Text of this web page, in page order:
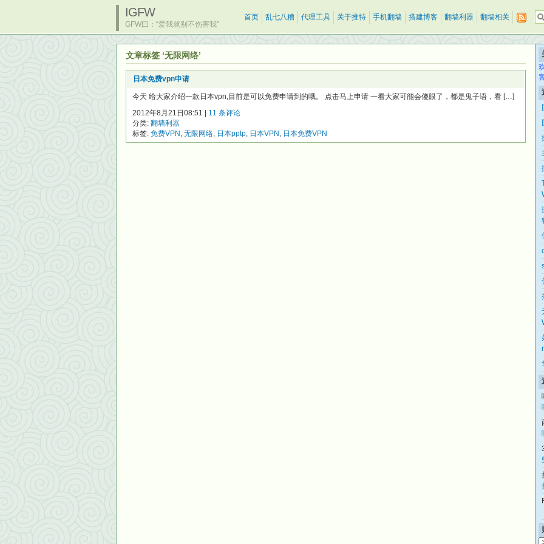
IGFW
GFW曰：“爱我就别不伤害我”
首页 乱七八糟 代理工具 关于推特 手机翻墙 搭建博客 翻墙利器 翻墙相关
文章标签 ‘无限网络’
日本免费vpn申请
今天 给大家介绍一款日本vpn,目前是可以免费申请到的哦。 点击马上申请 一看大家可能会傻眼了，都是鬼子语，看 […]
2012年8月21日08:51 | 11 条评论
分类: 翻墙利器
标签: 免费VPN , 无限网络, 日本pptp, 日本VPN , 日本免费VPN